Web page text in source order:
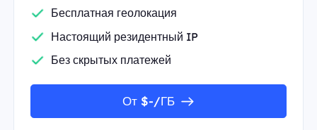
Бесплатная геолокация
Настоящий резидентный IP
Без скрытых платежей
От $-/ГБ